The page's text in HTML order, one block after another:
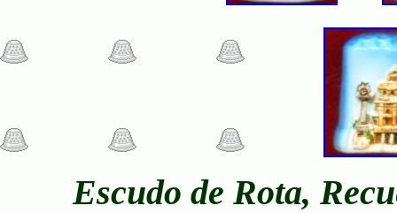
Escudo de Rota,